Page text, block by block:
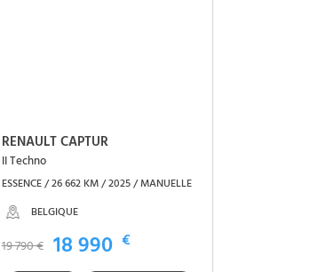
RENAULT CAPTUR
II Techno
ESSENCE / 26 662 KM / 2025 / MANUELLE
BELGIQUE
19 790 € 18 990 €